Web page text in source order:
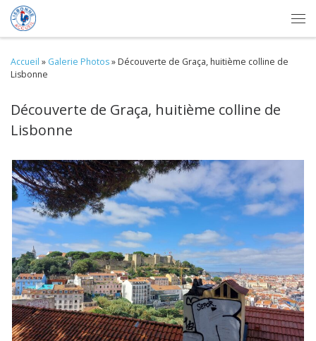
Skip to content
Accueil » Galerie Photos» Découverte de Graça, huitième colline de
Lisbonne
Découverte de Graça, huitième colline de
Lisbonne